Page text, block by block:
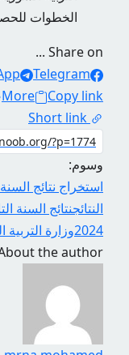
الخطوات
Share on ...
Telegram
More
Copy link
Short link
وسوم:
استخراج نتائج
النتائجنتائج السنة
2024وزارة التربية
the author